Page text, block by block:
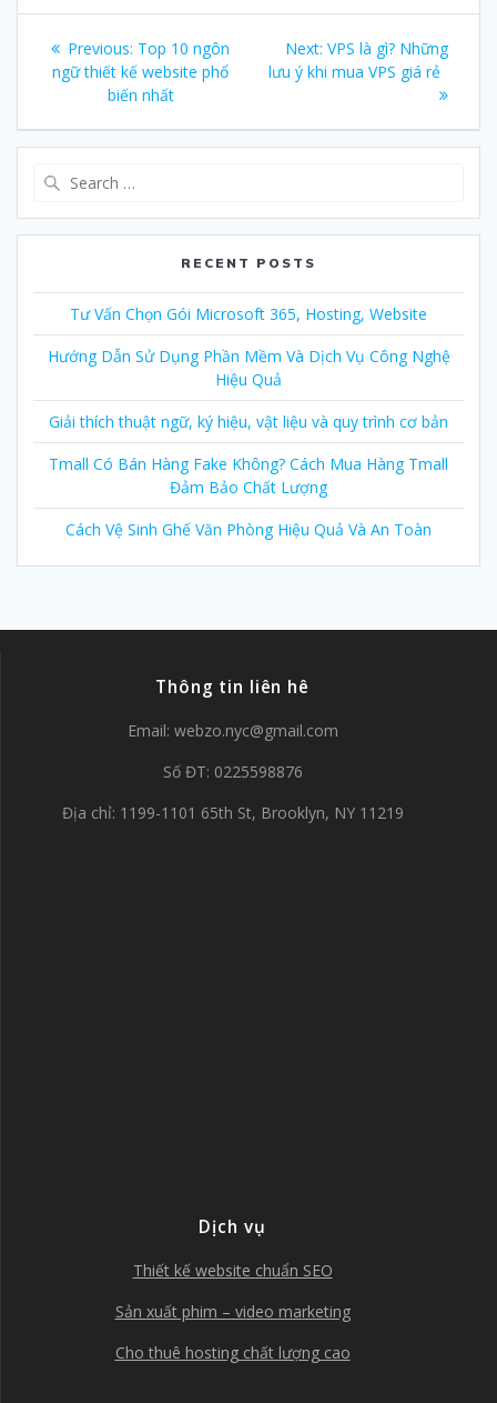
Post
navigation
Previous: Previous
post:
Top 10 ngôn
ngữ thiết kế website phổ
biến nhất
Next: Next
post:
VPS là gì? Những
lưu ý khi mua VPS giá rẻ
RECENT POSTS
Tư Vấn Chọn Gói Microsoft 365, Hosting, Website
Hướng Dẫn Sử Dụng Phần Mềm Và Dịch Vụ Công Nghệ
Hiệu Quả
Giải thích thuật ngữ, ký hiệu, vật liệu và quy trình cơ bản
Tmall Có Bán Hàng Fake Không? Cách Mua Hàng Tmall
Đảm Bảo Chất Lượng
Cách Vệ Sinh Ghế Văn Phòng Hiệu Quả Và An Toàn
Thông tin liên hê
Email: webzo.nyc@gmail.com
Số ĐT: 0225598876
Địa chỉ: 1199-1101 65th St, Brooklyn, NY 11219
Dịch vụ
Thiết kế website chuẩn SEO
Sản xuất phim – video marketing
Cho thuê hosting chất lượng cao